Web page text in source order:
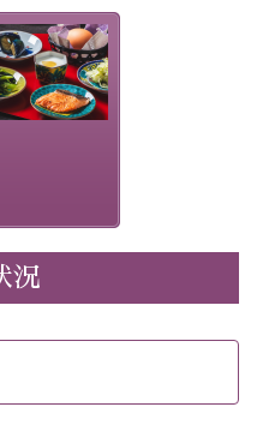
ス（事前予約制）
用意
アウト10時
美湖膳（二十四節気と
食膳に使わ
の名産品を
れ、安心・
野県産...
況